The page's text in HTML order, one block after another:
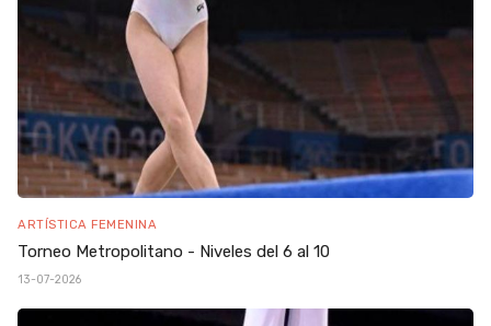
ARTÍSTICA FEMENINA
Torneo Metropolitano - Niveles del 6 al 10
13-07-2026